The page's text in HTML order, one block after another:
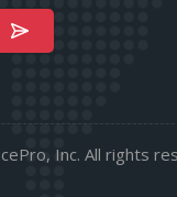
Inc. All rights